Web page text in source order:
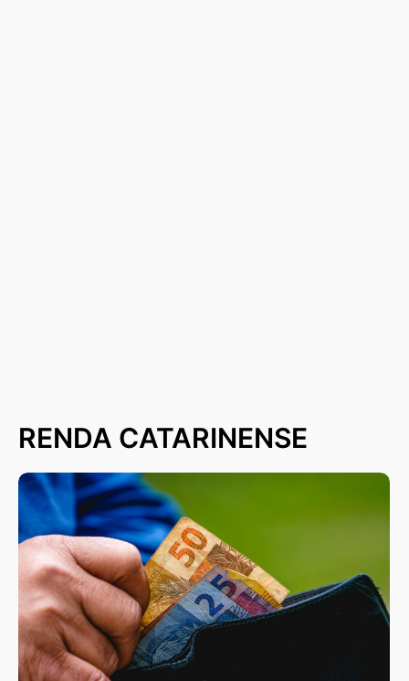
RENDA CATARINENSE